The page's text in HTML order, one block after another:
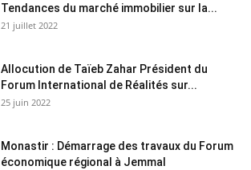
Tendances du marché immobilier sur la...
21 juillet 2022
Allocution de Taïeb Zahar Président du
Forum International de Réalités sur...
25 juin 2022
Monastir : Démarrage des travaux du Forum
économique régional à Jemmal